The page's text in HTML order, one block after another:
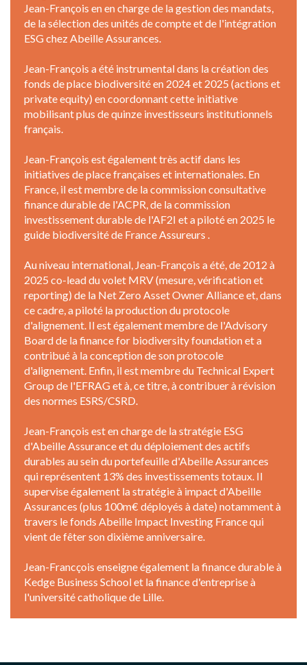
Jean-François en en charge de la gestion des mandats,
de la sélection des unités de compte et de l'intégration
ESG chez Abeille Assurances.
Jean-François a été instrumental dans la création des
fonds de place biodiversité en 2024 et 2025 (actions et
private equity) en coordonnant cette initiative
mobilisant plus de quinze investisseurs institutionnels
français.
Jean-François est également très actif dans les
initiatives de place françaises et internationales. En
France, il est membre de la commission consultative
finance durable de l'ACPR, de la commission
investissement durable de l'AF2I et a piloté en 2025 le
guide biodiversité de France Assureurs .
Au niveau international, Jean-François a été, de 2012 à
2025 co-lead du volet MRV (mesure, vérification et
reporting) de la Net Zero Asset Owner Alliance et, dans
ce cadre, a piloté la production du protocole
d'alignement. Il est également membre de l'Advisory
Board de la finance for biodiversity foundation et a
contribué à la conception de son protocole
d'alignement. Enfin, il est membre du Technical Expert
Group de l'EFRAG et à, ce titre, à contribuer à révision
des normes ESRS/CSRD.
Jean-François est en charge de la stratégie ESG
d'Abeille Assurance et du déploiement des actifs
durables au sein du portefeuille d'Abeille Assurances
qui représentent 13% des investissements totaux. Il
supervise également la stratégie à impact d'Abeille
Assurances (plus 100m€ déployés à date) notamment à
travers le fonds Abeille Impact Investing France qui
vient de fêter son dixième anniversaire.
Jean-Francçois enseigne également la finance durable à
Kedge Business School et la finance d'entreprise à
l'université catholique de Lille.